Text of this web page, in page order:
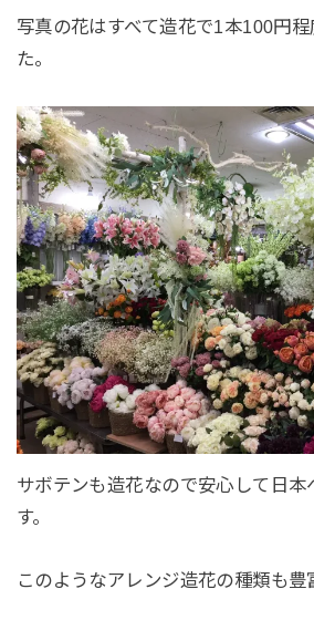
写真の花はすべて造花で1本100円
た。
サボテンも造花なので安心して日本
す。
このようなアレンジ造花の種類も豊